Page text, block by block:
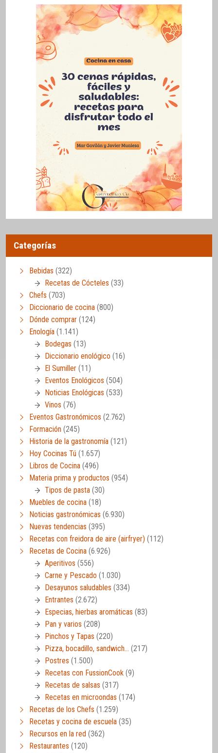
Categorías
Bebidas (322)
Recetas de Cócteles (33)
Chefs (703)
Diccionario de cocina (800)
Dónde comprar (124)
Enología (1.141)
Bodegas (13)
Diccionario enológico (16)
El Sumiller (11)
Eventos Enológicos (504)
Noticias Enológicas (533)
Vinos (76)
Eventos Gastronómicos (2.762)
Formación (245)
Historia de la gastronomía (121)
Hoy Cocinas Tú (1.657)
Libros de Cocina (496)
Materia prima y productos (954)
Tipos de pasta (30)
Muebles de cocina (18)
Noticias gastronómicas (6.930)
Nuevas tendencias (395)
Recetas con freidora de aire (airfryer) (112)
Recetas de Cocina (6.926)
Aperitivos (556)
Carne y Pescado (1.030)
Desayunos saludables (334)
Entrantes (2.672)
Especias, hierbas aromáticas (83)
Pan y varios (208)
Pinchos y Tapas (220)
Pizza, bocadillo, sandwich… (217)
Postres (1.500)
Recetas con FussionCook (9)
Recetas de salsas (317)
Recetas en microondas (174)
Recetas de los Chefs (1.259)
Recetas y cocina de escuela (35)
Recursos en la red (362)
Restaurantes (120)